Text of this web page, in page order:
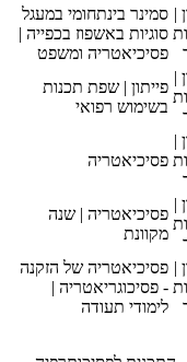
| סמינר בינתחומי במעגל
סוגיות באשפוז בכפייה |
פסיכיאטריה ומשפט
|
פייתון | שפת תכנות
בשימוש רפואי
|
פסיכיאטריה
|
פסיכיאטריה | שנה
מקוונת
| פסיכיאטריה של הזקנה
- פסיכוגריאטריה |
לימודי תעודה